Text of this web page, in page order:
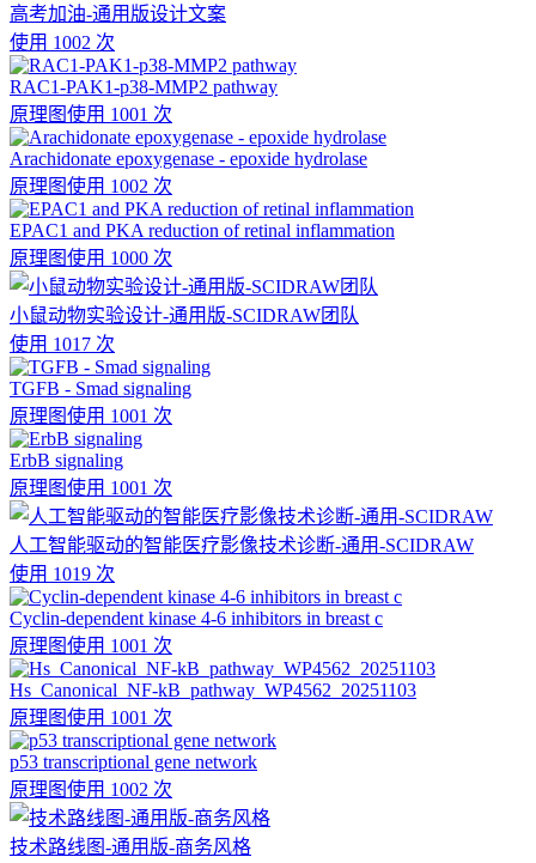
高考加油-通用版设计文案
使用 1002 次
RAC1-PAK1-p38-MMP2 pathway
原理图使用 1001 次
Arachidonate epoxygenase - epoxide hydrolase
原理图使用 1002 次
EPAC1 and PKA reduction of retinal inflammation
原理图使用 1000 次
小鼠动物实验设计-通用版-SCIDRAW团队
使用 1017 次
TGFB - Smad signaling
原理图使用 1001 次
ErbB signaling
原理图使用 1001 次
人工智能驱动的智能医疗影像技术诊断-通用-SCIDRAW
使用 1019 次
Cyclin-dependent kinase 4-6 inhibitors in breast c
原理图使用 1001 次
Hs_Canonical_NF-kB_pathway_WP4562_20251103
原理图使用 1001 次
p53 transcriptional gene network
原理图使用 1002 次
技术路线图-通用版-商务风格